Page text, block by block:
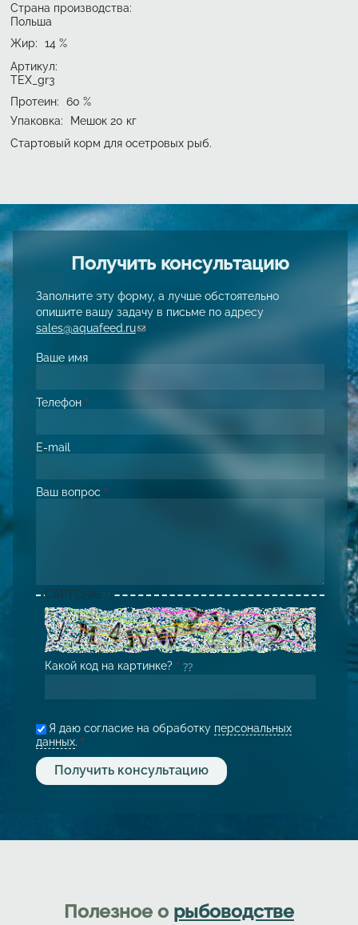
Страна производства:
Польша
Жир: 14 %
Артикул:
TEX_gr3
Протеин: 60 %
Упаковка:
Мешок 20 кг
Стартовый корм для осетровых рыб.
Получить консультацию
Заполните эту форму, а лучше обстоятельно
опишите вашу задачу в письме по адресу
sales@aquafeed.ru(link sends e-mail)
Ваше имя
Телефон *
E-mail
Ваш вопрос *
CAPTCHA
Какой код на картинке? *
Я даю согласие на обработку персональных
данных. *
Полезное о рыбоводстве